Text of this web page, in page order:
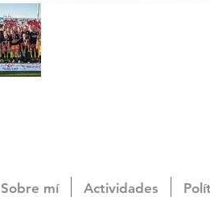
Sobre mí Actividades